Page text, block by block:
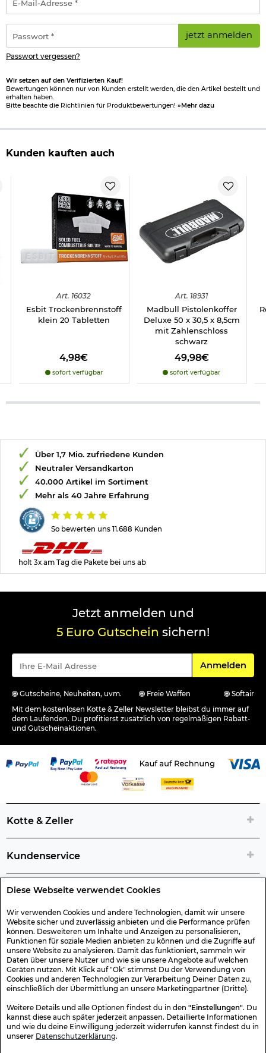
Diese Webseite verwendet Cookies
Wir verwenden Cookies und andere Technologien, damit wir unsere
Website sicher und zuverlässig anbieten und die Performance prüfen
können. Desweiteren um Inhalte und Anzeigen zu personalisieren,
Funktionen für soziale Medien anbieten zu können und die Zugriffe auf
unsere Website zu analysieren. Damit das funktioniert, sammeln wir
Daten über unsere Nutzer und wie sie unsere Angebote auf welchen
Geräten nutzen. Mit Klick auf "Ok" stimmst Du der Verwendung von
Cookies und anderen Technologien zur Verarbeitung Deiner Daten zu,
einschließlich der Übermittlung an unsere Marketingpartner (Dritte).
Weitere Details und alle Optionen findest du in den "Einstellungen". Du
kannst diese auch später jederzeit anpassen. Detaillierte Informationen
und wie du deine Einwilligung jederzeit widerrufen kannst findest du in
unserer Datenschutzerklärung.
Mail-
Adresse
*
jetzt anmelden
Passwort vergessen?
Wir setzen auf den Verifizierten Kauf!
Bewertungen können nur von Kunden erstellt werden, die den Artikel bestellt und
erhalten haben.
Bitte beachte die Richtlinien für Produktbewertungen! »Mehr dazu
Kunden kauften auch
Art. 16032
Esbit Trockenbrennstoff
klein 20 Tabletten
4,98€
sofort verfügbar
Art. 18931
Madbull Pistolenkoffer
Deluxe 50 x 30,5 x 8,5cm
mit Zahlenschloss
schwarz
49,98€
sofort verfügbar
So bewerten uns 11.688 Kunden
Über 1,7 Mio. zufriedene Kunden
Neutraler Versandkarton
40.000 Artikel im Sortiment
Mehr als 40 Jahre Erfahrung
holt 3x am Tag die Pakete bei uns ab
Jetzt anmelden und
5 Euro Gutschein sichern!
Für den
Anmelden
Gutscheine, Neuheiten, uvm. Freie Waffen
Softair
Mit dem kostenlosen Kotte & Zeller Newsletter bleibst du immer auf
dem Laufenden. Du profitierst zusätzlich von regelmäßigen Rabatt-
und Gutscheinaktionen.
Kotte & Zeller
Kundenservice
Rechtliche Artikelinfos
Geschenk-Gutscheine
Versand & Rücksendung
Sicher Einkaufen